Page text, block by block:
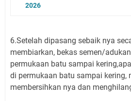
2026
6.Setelah dipasang sebaik nya
membiarkan, bekas semen/
permukaan batu sampai
di permukaan batu sampai kering,
membersihkan nya dan